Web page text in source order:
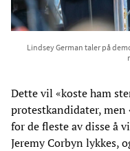
Lindsey German taler på
Dette vil «koste ham
protestkandidater,
for de fleste av disse å
Jeremy Corbyn lykkes,